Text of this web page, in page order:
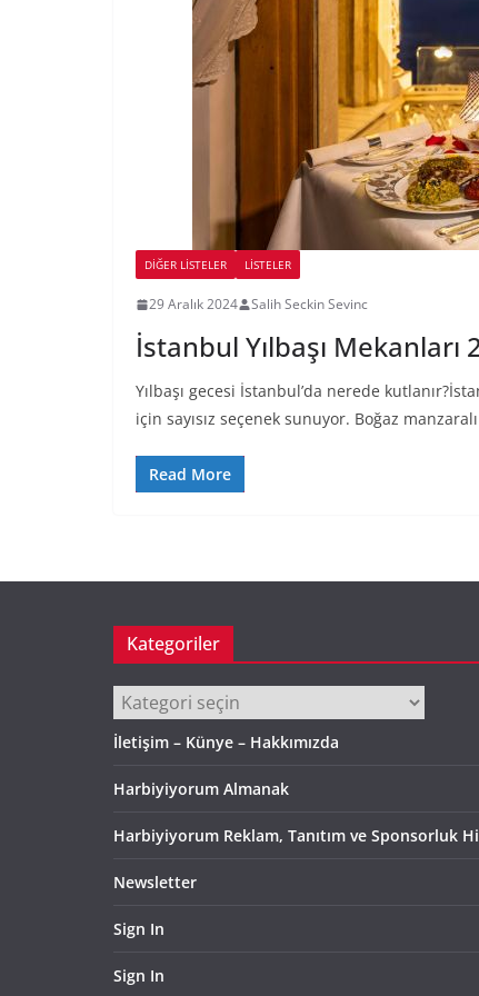
DIĞER LISTELER LİSTELER
29 Aralık 2024 Salih Seckin Sevinc
İstanbul Yılbaşı Mekanları
Yılbaşı gecesi İstanbul’da nerede
için sayısız seçenek sunuyor. Boğaz
Read More
Kategoriler
Kategoriler
İletişim – Künye – Hakkımızda
Harbiyiyorum Almanak
Harbiyiyorum Reklam, Tanıtım ve Sponsorluk
Newsletter
Sign In
Sign In